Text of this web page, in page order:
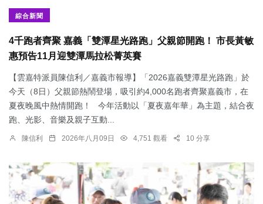
綜合新聞
4千跑者齊聚 嘉義「雙潭星光路跑」父親節開跑！ 市長黃敏
惠預告11月迎雙潭馬拉松菁英賽
【雲嘉特派員陳信利／嘉義市報導】「2026嘉義雙潭星光路跑」於
今天（8日）父親節熱鬧登場，吸引約4,000名跑者齊聚嘉義市，在
夏夜晚風中熱情開跑！ 今年活動以「夏夜嘉年華」為主題，結合夜
跑、光影、音樂及親子互動...
陳信利 2026年八月09日 4,751 觀看 10 分享